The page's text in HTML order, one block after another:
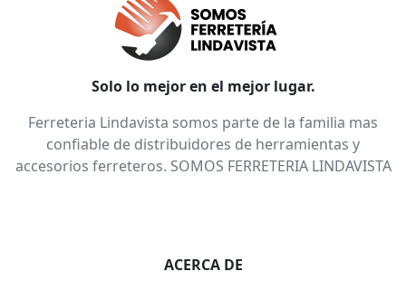
Solo lo mejor en el mejor lugar.
Ferreteria Lindavista somos parte de la familia mas
confiable de distribuidores de herramientas y
accesorios ferreteros. SOMOS FERRETERIA LINDAVISTA
ACERCA DE